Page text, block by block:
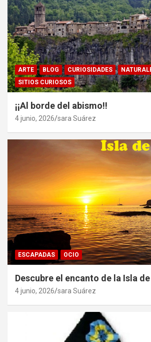
ARTE BLOG CURIOSIDADES
SITIOS CURIOSOS
¡¡Al borde del abismo!!
4 junio, 2026 sara Suárez
ESCAPADAS OCIO
Descubre el encanto de la Isla
4 junio, 2026 sara Suárez